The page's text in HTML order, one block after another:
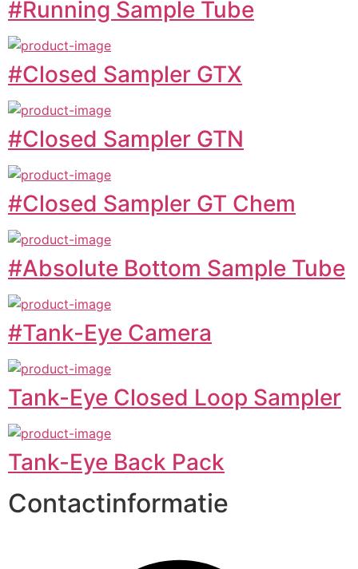
#Running Sample Tube
#Closed Sampler GTX
#Closed Sampler GTN
#Closed Sampler GT Chem
#Absolute Bottom Sample Tube
#Tank-Eye Camera
Tank-Eye Closed Loop Sampler
Tank-Eye Back Pack
Contactinformatie